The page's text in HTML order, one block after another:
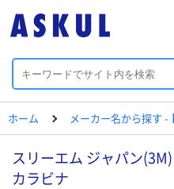
ホーム メーカー名から探す -
スリーエム ジャパン
カラビナ